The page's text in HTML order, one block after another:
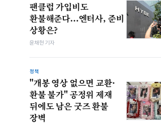
팬클럽 가입비도
환불해준다...엔터사, 준비
상황은?
윤채현 기자
정책
"개봉 영상 없으면 교환·
환불 불가" 공정위 제재
뒤에도 남은 굿즈 환불
장벽